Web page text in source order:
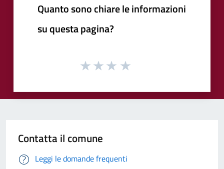
Quanto sono chiare le informazioni
su questa pagina?
Contatta il comune
Leggi le domande frequenti